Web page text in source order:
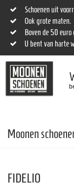
Schoenen uit
Ook grote maten.
Boven de 50 euro
U bent van harte
Moonen
FIDELIO